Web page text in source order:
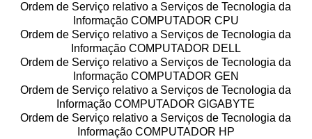
Ordem de Serviço relativo a Serviços de Tecnologia da
Informação COMPUTADOR CPU
Ordem de Serviço relativo a Serviços de Tecnologia da
Informação COMPUTADOR DELL
Ordem de Serviço relativo a Serviços de Tecnologia da
Informação COMPUTADOR GEN
Ordem de Serviço relativo a Serviços de Tecnologia da
Informação COMPUTADOR GIGABYTE
Ordem de Serviço relativo a Serviços de Tecnologia da
Informação COMPUTADOR HP